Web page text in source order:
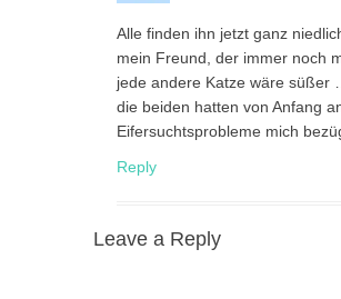
Alle finden ihn jetzt ganz
mein Freund, der immer noch
jede andere Katze wäre süßer
die beiden hatten von Anfang
Eifersuchtsprobleme mich
Reply
Leave a Reply